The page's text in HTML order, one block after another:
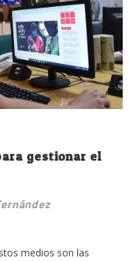
gestionar el
medios son las